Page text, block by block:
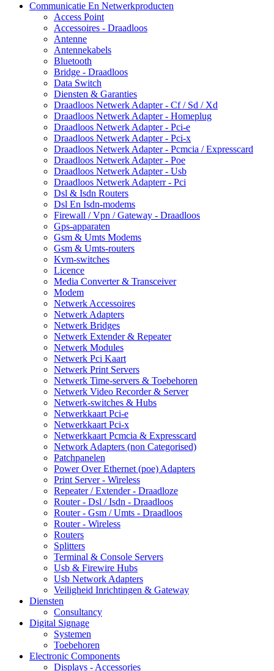
Communicatie En Netwerkproducten
Access Point
Accessoires - Draadloos
Antenne
Antennekabels
Bluetooth
Bridge - Draadloos
Data Switch
Diensten & Garanties
Draadloos Netwerk Adapter - Cf / Sd / Xd
Draadloos Netwerk Adapter - Homeplug
Draadloos Netwerk Adapter - Pci-e
Draadloos Netwerk Adapter - Pci-x
Draadloos Netwerk Adapter - Pcmcia / Expresscard
Draadloos Netwerk Adapter - Poe
Draadloos Netwerk Adapter - Usb
Draadloos Netwerk Adapterr - Pci
Dsl & Isdn Routers
Dsl En Isdn-modems
Firewall / Vpn / Gateway - Draadloos
Gps-apparaten
Gsm & Umts Modems
Gsm & Umts-routers
Kvm-switches
Licence
Media Converter & Transceiver
Modem
Netwerk Accessoires
Netwerk Adapters
Netwerk Bridges
Netwerk Extender & Repeater
Netwerk Modules
Netwerk Pci Kaart
Netwerk Print Servers
Netwerk Time-servers & Toebehoren
Netwerk Video Recorder & Server
Netwerk-switches & Hubs
Netwerkkaart Pci-e
Netwerkkaart Pci-x
Netwerkkaart Pcmcia & Expresscard
Network Adapters (non Categorised)
Patchpanelen
Power Over Ethernet (poe) Adapters
Print Server - Wireless
Repeater / Extender - Draadloze
Router - Dsl / Isdn - Draadloos
Router - Gsm / Umts - Draadloos
Router - Wireless
Routers
Splitters
Terminal & Console Servers
Usb & Firewire Hubs
Usb Network Adapters
Veiligheid Inrichtingen & Gateway
Diensten
Consultancy
Digital Signage
Systemen
Toebehoren
Electronic Components
Displays - Accessories